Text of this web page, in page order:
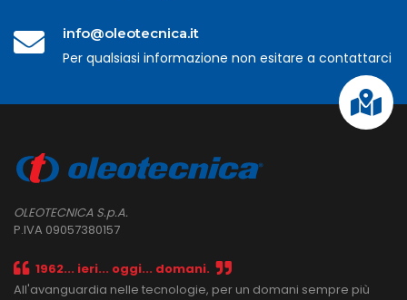
info@oleotecnica.it
Per qualsiasi informazione non esitare a contattarci
OLEOTECNICA S.p.A.
P.IVA 09057380157
1962... ieri... oggi... domani.
All'avanguardia nelle tecnologie, per un domani sempre più